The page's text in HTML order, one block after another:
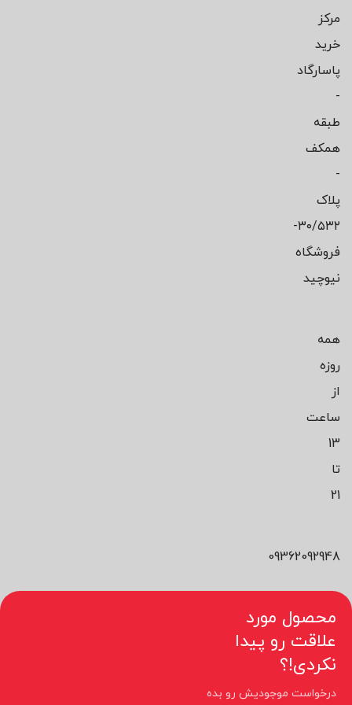
مرکز
خرید
پاسارگاد
-
طبقه
همکف
-
پلاک
۳۰/۵۳۲-
فروشگاه
نیوچید
همه
روزه
از
ساعت
13
تا
21
09362092948
محصول مورد
علاقت رو پیدا
نکردی!؟
درخواست موجودیش رو بده